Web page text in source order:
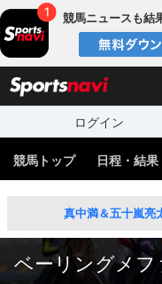
競馬ニュースも結
ログイン
競馬トップ 日程・結果
真中満＆五十嵐亮
ベーリングメフ